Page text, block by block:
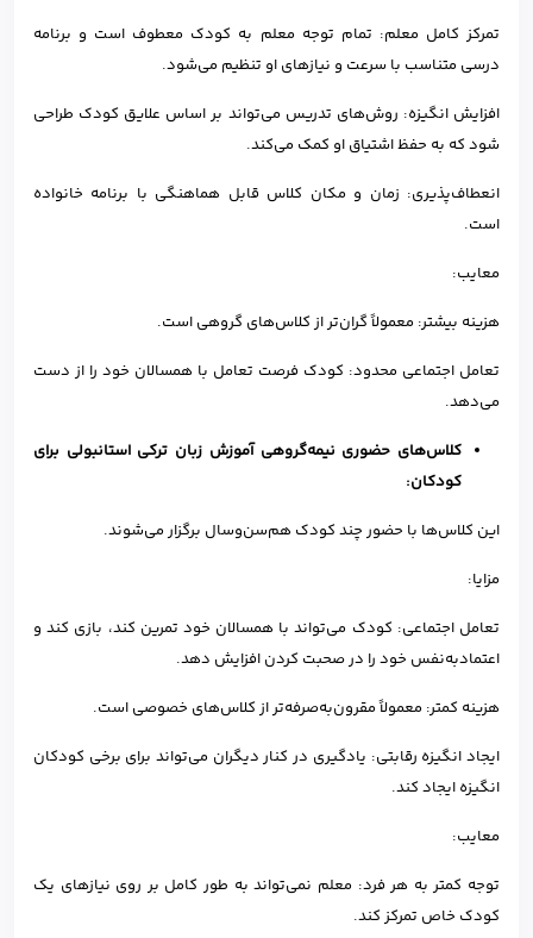
تمرکز کامل معلم: تمام توجه معلم به کودک معطوف است و برنامه
درسی متناسب با سرعت و نیازهای او تنظیم می‌شود.
افزایش انگیزه: روش‌های تدریس می‌تواند بر اساس علایق کودک طراحی
شود که به حفظ اشتیاق او کمک می‌کند.
انعطاف‌پذیری: زمان و مکان کلاس قابل هماهنگی با برنامه خانواده
است.
معایب:
هزینه بیشتر: معمولاً گران‌تر از کلاس‌های گروهی است.
تعامل اجتماعی محدود: کودک فرصت تعامل با همسالان خود را از دست
می‌دهد.
کلاس‌های حضوری نیمه‌گروهی آموزش زبان ترکی استانبولی برای
کودکان:
این کلاس‌ها با حضور چند کودک هم‌سن‌وسال برگزار می‌شوند.
مزایا:
تعامل اجتماعی: کودک می‌تواند با همسالان خود تمرین کند، بازی کند و
اعتمادبه‌نفس خود را در صحبت کردن افزایش دهد.
هزینه کمتر: معمولاً مقرون‌به‌صرفه‌تر از کلاس‌های خصوصی است.
ایجاد انگیزه رقابتی: یادگیری در کنار دیگران می‌تواند برای برخی کودکان
انگیزه ایجاد کند.
معایب:
توجه کمتر به هر فرد: معلم نمی‌تواند به طور کامل بر روی نیازهای یک
کودک خاص تمرکز کند.